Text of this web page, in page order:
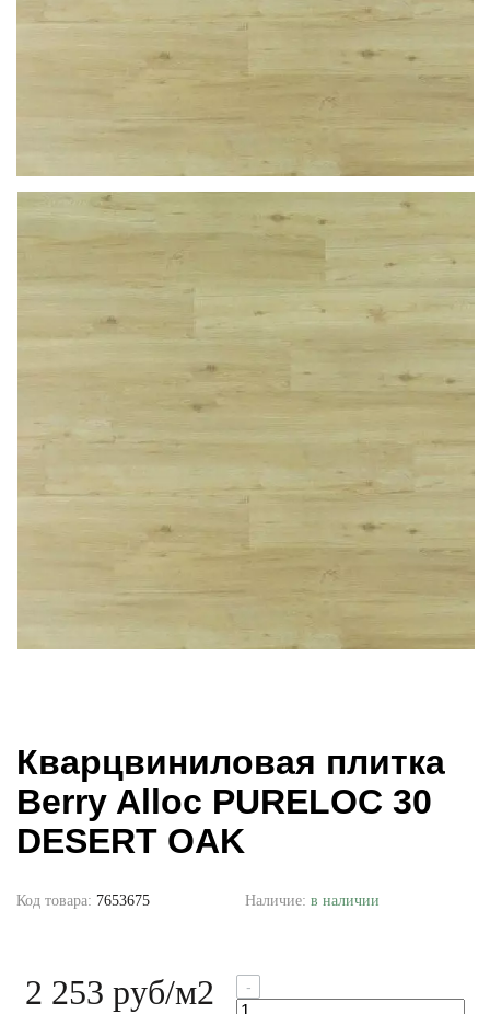
Кварцвиниловая плитка
Berry Alloc PURELOC 30
DESERT OAK
Код товара: 7653675 Наличие: в наличии
2 253 руб/м2 -